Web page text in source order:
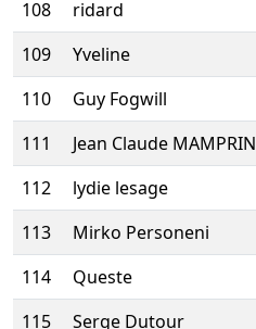
108 ridard
109 Yveline
110 Guy Fogwill
111 Jean Claude MAMPRIN
112 lydie lesage
113 Mirko Personeni
114 Queste
115 Serge Dutour